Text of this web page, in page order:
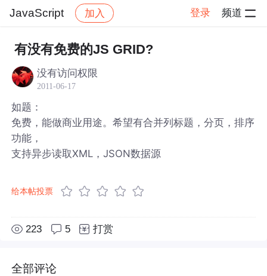
JavaScript 加入 登录 频道
社区 JavaScript
有没有免费的JS GRID?
没有访问权限
2011-06-17
如题：
免费，能做商业用途。希望有合并列标题，分页，排序
功能，
支持异步读取XML，JSON数据源
给本帖投票
223 5 打赏
全部评论